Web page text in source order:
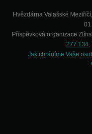
Hvězdárna Valašské
01
Příspěvková organizace
277 134,
Jak chráníme Vaše